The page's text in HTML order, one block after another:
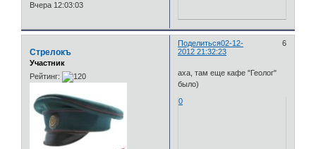
Вчера 12:03:03
Поделиться 6
02-12-
2012 21:32:23
Стрелокъ
Участник
Рейтинг:
аха, там еще кафе "Геолог"
было)
0